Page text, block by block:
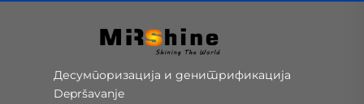
Десумпоризација и денитрификација
Depršavanje